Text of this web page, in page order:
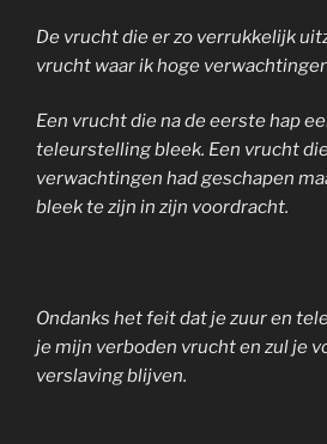
De vrucht die er zo verrukkelijk
vrucht waar ik hoge
Een vrucht die na de eerste hap
teleurstelling bleek. Een vrucht
verwachtingen had geschapen
bleek te zijn in zijn voordracht.
Ondanks het feit dat je zuur en
je mijn verboden vrucht en zul je
verslaving blijven.